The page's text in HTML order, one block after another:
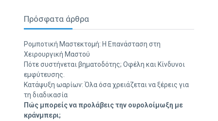
Πρόσφατα άρθρα
Ρομποτική Μαστεκτομή: Η Επανάσταση στη
Χειρουργική Μαστού
Πότε συστήνεται βηματοδότης; Οφέλη και Κίνδυνοι
εμφύτευσης.
Κατάψυξη ωαρίων: Όλα όσα χρειάζεται να ξέρεις για
τη διαδικασία
Πώς μπορείς να προλάβεις την ουρολοίμωξη με
κράνμπερι;